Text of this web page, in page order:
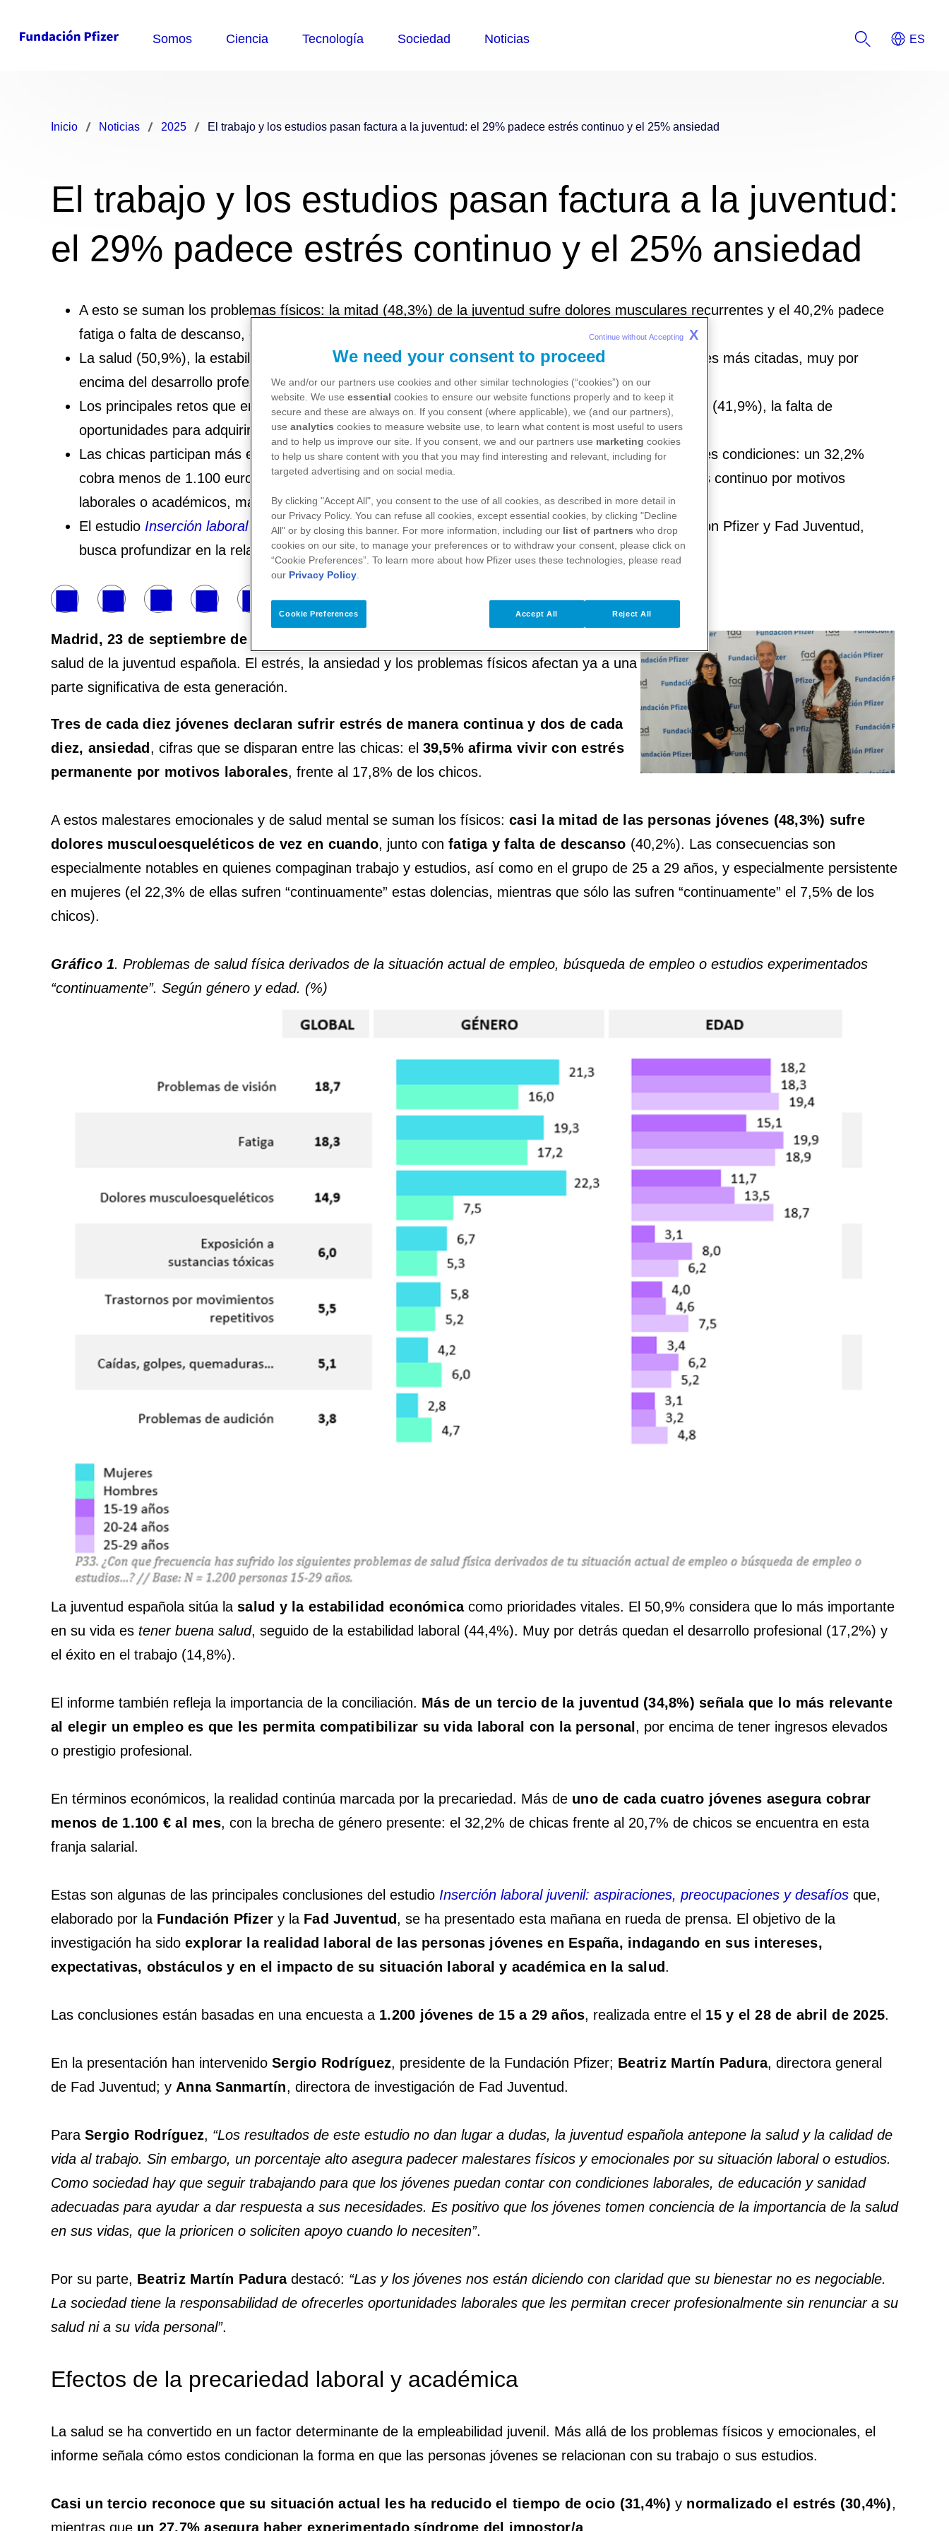
Inicio Noticias 2025 El trabajo y los estudios pasan factura a la juventud: el 29% padece estrés continuo y el 25% ansiedad
El trabajo y los estudios pasan factura a la juventud:
el 29% padece estrés continuo y el 25% ansiedad
A esto se suman los problemas físicos: la mitad (48,3%) de la juventud sufre dolores musculares recurrentes y el 40,2% padece
fatiga o falta de descanso, especialmente quienes trabajan y estudian a la vez
La salud (50,9%), la estabilidad laboral (44,4%) y disponer de tiempo libre (32,4%) son las prioridades más citadas, muy por
encima del desarrollo profesional o el éxito en el trabajo
Los principales retos que enfrenta la juventud con respecto al mercado laboral son los salarios bajos (41,9%), la falta de
oportunidades para adquirir experiencia (35,5%) y la dificultad para emanciparse (32,6%)
Las chicas participan más en el mercado laboral que los chicos (64,1% frente a 51%), pero en peores condiciones: un 32,2%
cobra menos de 1.100 euros al mes frente al 20,7% de ellos. Además, el 39,5% declara sufrir estrés continuo por motivos
laborales o académicos, más del doble que los chicos (17,8%)
El estudio Inserción laboral juvenil: aspiraciones, preocupaciones y desafíos, elaborado por Fundación Pfizer y Fad Juventud,
busca profundizar en la relación entre empleo, expectativas y salud de la juventud en España
Madrid, 23 de septiembre de 2025.-
salud de la juventud española. El estrés, la ansiedad y los problemas físicos afectan ya a una
parte significativa de esta generación.
Tres de cada diez jóvenes declaran sufrir estrés de manera continua y dos de cada
diez, ansiedad, cifras que se disparan entre las chicas: el 39,5% afirma vivir con estrés
permanente por motivos laborales, frente al 17,8% de los chicos.
A estos malestares emocionales y de salud mental se suman los físicos: casi la mitad de las personas jóvenes (48,3%) sufre
dolores musculoesqueléticos de vez en cuando, junto con fatiga y falta de descanso (40,2%). Las consecuencias son
especialmente notables en quienes compaginan trabajo y estudios, así como en el grupo de 25 a 29 años, y especialmente persistente
en mujeres (el 22,3% de ellas sufren “continuamente” estas dolencias, mientras que sólo las sufren “continuamente” el 7,5% de los
chicos).
Gráfico 1. Problemas de salud física derivados de la situación actual de empleo, búsqueda de empleo o estudios experimentados
“continuamente”. Según género y edad. (%)
La juventud española sitúa la salud y la estabilidad económicacomo prioridades vitales. El 50,9% considera que lo más importante
en su vida es tener buena salud, seguido de la estabilidad laboral (44,4%). Muy por detrás quedan el desarrollo profesional (17,2%) y
el éxito en el trabajo (14,8%).
El informe también refleja la importancia de la conciliación. Más de un tercio de la juventud (34,8%) señala que lo más relevante
al elegir un empleo es que les permita compatibilizar su vida laboral con la personal , por encima de tener ingresos elevados
o prestigio profesional.
En términos económicos, la realidad continúa marcada por la precariedad. Más de uno de cada cuatro jóvenes asegura cobrar
menos de 1.100 € al mes, con la brecha de género presente: el 32,2% de chicas frente al 20,7% de chicos se encuentra en esta
franja salarial.
Estas son algunas de las principales conclusiones del estudio Inserción laboral juvenil: aspiraciones, preocupaciones y desafíos que,
elaborado por la Fundación Pfizer y la Fad Juventud, se ha presentado esta mañana en rueda de prensa. El objetivo de la
investigación ha sido explorar la realidad laboral de las personas jóvenes en España, indagando en sus intereses,
expectativas, obstáculos y en el impacto de su situación laboral y académica en la salud.
Las conclusiones están basadas en una encuesta a 1.200 jóvenes de 15 a 29 años, realizada entre el 15 y el 28 de abril de 2025.
En la presentación han intervenido Sergio Rodríguez, presidente de la Fundación Pfizer; Beatriz Martín Padura, directora general
de Fad Juventud; y Anna Sanmartín, directora de investigación de Fad Juventud.
Para Sergio Rodríguez, “Los resultados de este estudio no dan lugar a dudas, la juventud española antepone la salud y la calidad de
vida al trabajo. Sin embargo, un porcentaje alto asegura padecer malestares físicos y emocionales por su situación laboral o estudios.
Como sociedad hay que seguir trabajando para que los jóvenes puedan contar con condiciones laborales, de educación y sanidad
adecuadas para ayudar a dar respuesta a sus necesidades. Es positivo que los jóvenes tomen conciencia de la importancia de la salud
en sus vidas, que la prioricen o soliciten apoyo cuando lo necesiten”.
Por su parte, Beatriz Martín Paduradestacó: “Las y los jóvenes nos están diciendo con claridad que su bienestar no es negociable.
La sociedad tiene la responsabilidad de ofrecerles oportunidades laborales que les permitan crecer profesionalmente sin renunciar a su
salud ni a su vida personal”.
Efectos de la precariedad laboral y académica
La salud se ha convertido en un factor determinante de la empleabilidad juvenil. Más allá de los problemas físicos y emocionales, el
informe señala cómo estos condicionan la forma en que las personas jóvenes se relacionan con su trabajo o sus estudios.
Casi un tercio reconoce que su situación actual les ha reducido el tiempo de ocio (31,4%) y normalizado el estrés (30,4%),
mientras que un 27,7% asegura haber experimentado síndrome del impostor/a
We need your consent to proceed
We and/or our partners use cookies and other similar technologies (“cookies”) on our
website. We use essential cookies to ensure our website functions properly and to keep it
secure and these are always on. If you consent (where applicable), we (and our partners),
use analytics cookies to measure website use, to learn what content is most useful to users
and to help us improve our site. If you consent, we and our partners use marketing cookies
to help us share content with you that you may find interesting and relevant, including for
targeted advertising and on social media.
By clicking "Accept All", you consent to the use of all cookies, as described in more detail in
our Privacy Policy. You can refuse all cookies, except essential cookies, by clicking "Decline
All" or by closing this banner. For more information, including our list of partners who drop
cookies on our site, to manage your preferences or to withdraw your consent, please click on
“Cookie Preferences”. To learn more about how Pfizer uses these technologies, please read
our Privacy Policy
Cookie Preferences Reject All
Accept All
Continue without Accepting X